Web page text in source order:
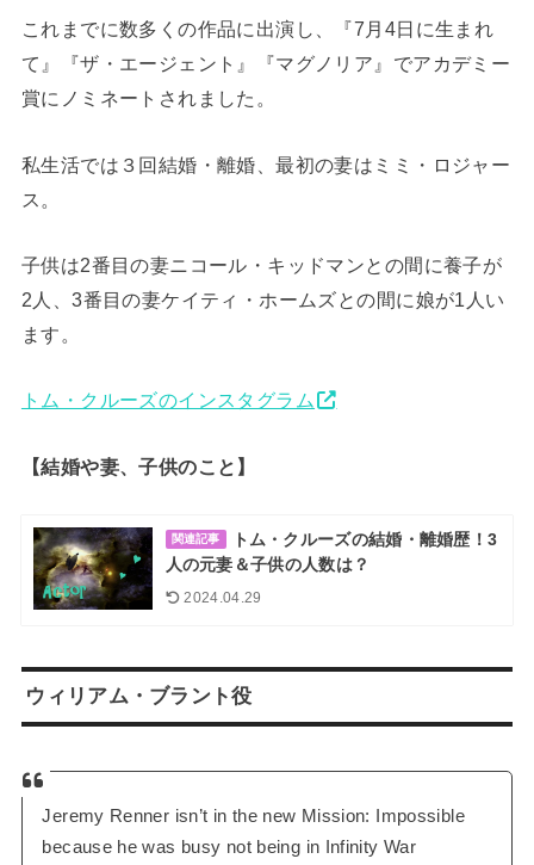
これまでに数多くの作品に出演し、『7月4日に生まれ
て』『ザ・エージェント』『マグノリア』でアカデミー
賞にノミネートされました。
私生活では３回結婚・離婚、最初の妻はミミ・ロジャー
ス。
子供は2番目の妻ニコール・キッドマンとの間に養子が
2人、3番目の妻ケイティ・ホームズとの間に娘が1人い
ます。
トム・クルーズのインスタグラム
【結婚や妻、子供のこと】
関連記事
トム・クルーズの結婚・離婚歴！3
人の元妻＆子供の人数は？
2024.04.29
ウィリアム・ブラント役
Jeremy Renner isn’t in the new Mission: Impossible
because he was busy not being in Infinity War